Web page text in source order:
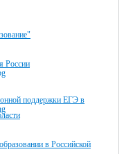
России
поддержки ЕГЭ в
в Российской